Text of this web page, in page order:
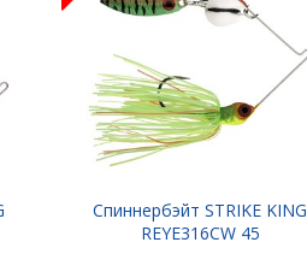
Спиннербэйт STRIKE KING
REYE316CW 45